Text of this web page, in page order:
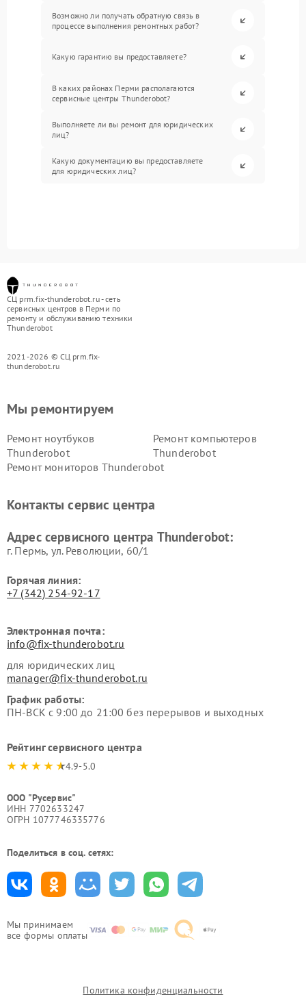
Возможно ли получать обратную связь в
процессе выполнения ремонтных работ?
Какую гарантию вы предоставляете?
В каких районах Перми располагаются
сервисные центры Thunderobot?
Выполняете ли вы ремонт для юридических
лиц?
Какую документацию вы предоставляете
для юридических лиц?
СЦ prm.fix-thunderobot.ru - сеть
сервисных центров в Перми по
ремонту и обслуживанию техники
Thunderobot
2021-2026 © СЦ prm.fix-
thunderobot.ru
Мы принимаем
все формы оплаты
Мы ремонтируем
Ремонт ноутбуков
Thunderobot
Ремонт компьютеров
Thunderobot
Ремонт мониторов Thunderobot
Контакты сервис центра
Адрес сервисного центра Thunderobot:
г. Пермь, ул. ​Революции, 60/1
Горячая линия:
+7 (342) 254-92-17
Электронная почта:
info@fix-thunderobot.ru
для юридических лиц
manager@fix-thunderobot.ru
График работы:
ПН-ВСК с 9:00 до 21:00 без перерывов и выходных
Рейтинг сервисного центра
4.9-5.0
ООО "Русервис"
ИНН 7702633247
ОГРН 1077746335776
Поделиться в соц. сетях:
Политика конфиденциальности